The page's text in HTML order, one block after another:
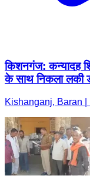
किशनगंज: कन्यादह
के साथ निकला लकी
Kishanganj, Baran |